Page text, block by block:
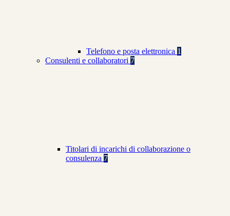
Telefono e posta elettronica 1
Consulenti e collaboratori 7
Titolari di incarichi di collaborazione o
consulenza 7